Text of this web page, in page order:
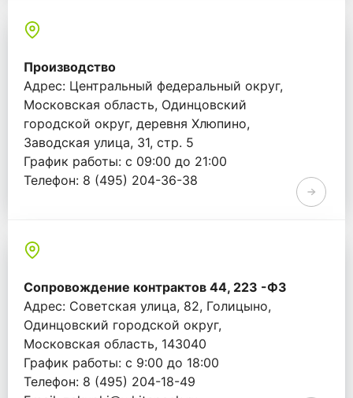
Производство
Адрес: Центральный федеральный округ,
Московская область, Одинцовский
городской округ, деревня Хлюпино,
Заводская улица, 31, стр. 5
График работы: с 09:00 до 21:00
Телефон: 8 (495) 204-36-38
Сопровождение контрактов 44, 223 -ФЗ
Адрес: Советская улица, 82, Голицыно,
Одинцовский городской округ,
Московская область, 143040
График работы: с 9:00 до 18:00
Телефон: 8 (495) 204-18-49